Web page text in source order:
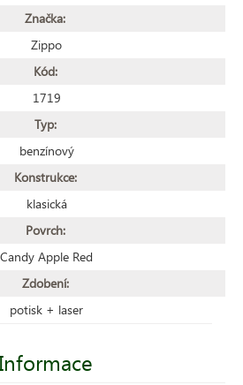
Značka:
Zippo
Kód:
1719
Typ:
benzínový
Konstrukce:
klasická
Povrch:
Candy Apple Red
Zdobení:
potisk + laser